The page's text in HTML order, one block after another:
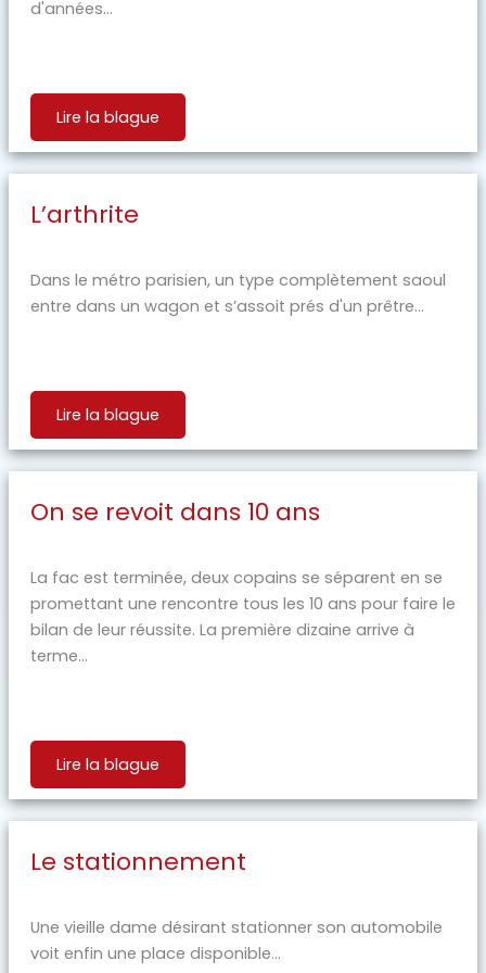
d'années...
Lire la blague
L’arthrite
Dans le métro parisien, un type complètement saoul
entre dans un wagon et s’assoit prés d'un prêtre...
Lire la blague
On se revoit dans 10 ans
La fac est terminée, deux copains se séparent en se
promettant une rencontre tous les 10 ans pour faire le
bilan de leur réussite. La première dizaine arrive à
terme...
Lire la blague
Le stationnement
Une vieille dame désirant stationner son automobile
voit enfin une place disponible...